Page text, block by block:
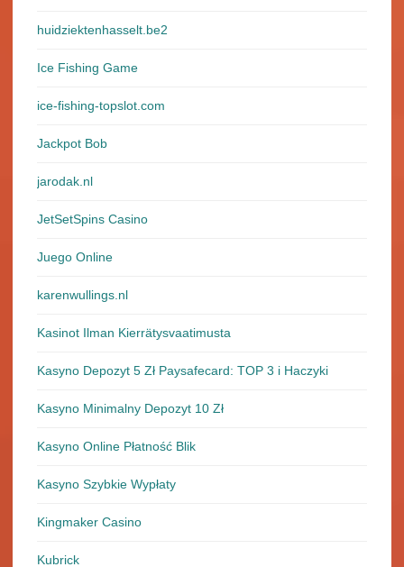
huidziektenhasselt.be2
Ice Fishing Game
ice-fishing-topslot.com
Jackpot Bob
jarodak.nl
JetSetSpins Casino
Juego Online
karenwullings.nl
Kasinot Ilman Kierrätysvaatimusta
Kasyno Depozyt 5 Zł Paysafecard: TOP 3 i Haczyki
Kasyno Minimalny Depozyt 10 Zł
Kasyno Online Płatność Blik
Kasyno Szybkie Wypłaty
Kingmaker Casino
Kubrick